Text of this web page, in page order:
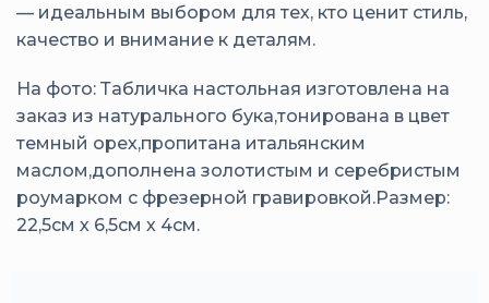
— идеальным выбором для тех, кто ценит стиль,
качество и внимание к деталям.
На фото: Табличка настольная изготовлена на
заказ из натурального бука,тонирована в цвет
темный орех,пропитана итальянским
маслом,дополнена золотистым и серебристым
роумарком с фрезерной гравировкой.Размер:
22,5см х 6,5см х 4см.